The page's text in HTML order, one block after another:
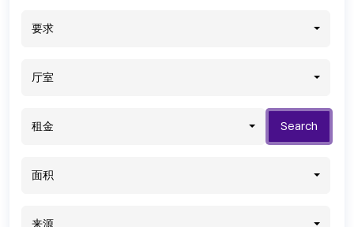
要求
厅室
租金 Search
面积
来源